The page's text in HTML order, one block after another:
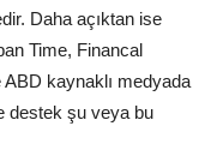
Daha açıktan ise
Time, Financal
kaynaklı medyada
destek şu veya bu